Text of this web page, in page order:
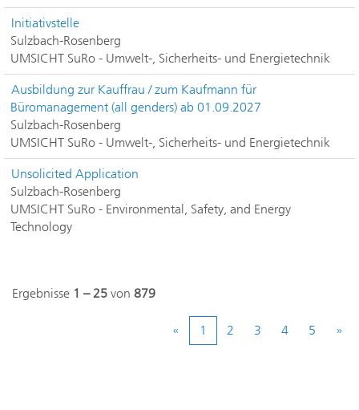
Initiativstelle
Sulzbach-Rosenberg
UMSICHT SuRo - Umwelt-, Sicherheits- und Energietechnik
Ausbildung zur Kauffrau / zum Kaufmann für
Büromanagement (all genders) ab 01.09.2027
Sulzbach-Rosenberg
UMSICHT SuRo - Umwelt-, Sicherheits- und Energietechnik
Unsolicited Application
Sulzbach-Rosenberg
UMSICHT SuRo - Environmental, Safety, and Energy
Technology
Ergebnisse 1 – 25 von 879
« 1 2 3 4 5 »